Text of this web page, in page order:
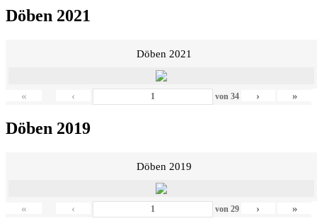
Döben 2021
Döben 2021
« ‹ von 34 › »
Döben 2019
Döben 2019
« ‹ von 29 › »